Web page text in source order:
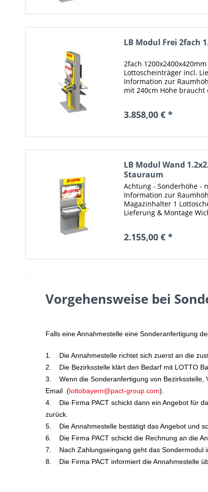
LB Modul Frei 2fach
2fach
Lottoscheinträger incl.
Information zur
mit 240cm Höhe
3.858,00 € *
LB Modul Wand
Stauraum
Achtung - Sonderhöhe -
Information zur
Magazinhalter 1
Lieferung & Montage
2.155,00 € *
Vorgehensweise bei
Falls eine Annahmestelle eine Sonderanfertigung
1. Die Annahmestelle richtet sich zuerst an die
2. Die Bezirksstelle klärt den Bedarf mit LOTTO
3. Wenn die Sonderanfertigung von Bezirksstelle,
Email (lottobayern@pact-group.com).
4. Die Firma PACT schickt dann ein Angebot für
zurück.
5. Die Annahmestelle bestätigt das Angebot und
6. Die Firma PACT schickt die Rechnung an die
7. Nach Zahlungseingang geht das Sondermodul
8. Die Firma PACT informiert die Annahmestelle